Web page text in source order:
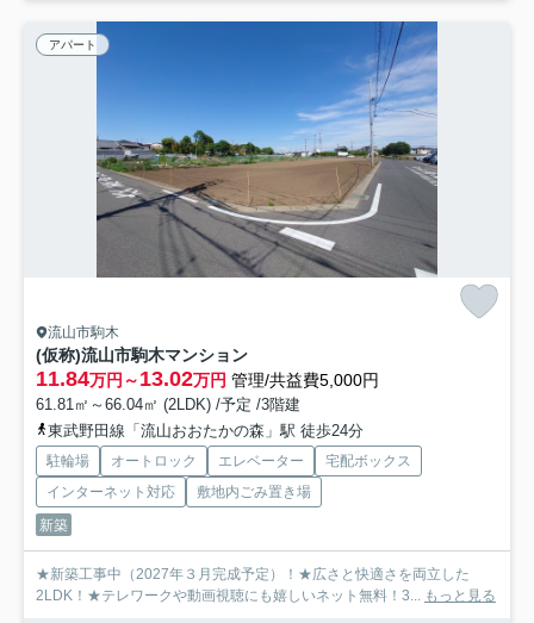
アパート
流山市駒木
(仮称)流山市駒木マンション
11.84万円～13.02万円 管理/共益費5,000円
61.81㎡～66.04㎡ (2LDK) /予定 /3階建
東武野田線「流山おおたかの森」駅 徒歩24分
駐輪場 オートロック エレベーター
宅配ボックス
インターネット対応
敷地内ごみ置き場
新築
★新築工事中（2027年３月完成予定）！★広さと快適さを両立した
2LDK！★テレワークや動画視聴にも嬉しいネット無料！3... もっと見る